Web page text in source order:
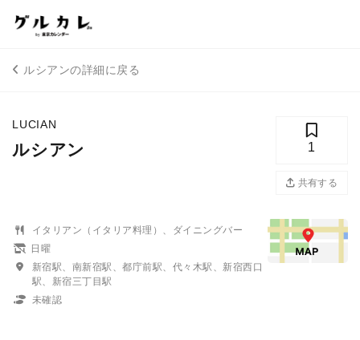
ルシアンの詳細に戻る
LUCIAN
ルシアン 1
共有する
イタリアン（イタリア料理）、ダイニングバー
日曜
新宿駅、南新宿駅、都庁前駅、代々木駅、新宿西口
駅、新宿三丁目駅
未確認